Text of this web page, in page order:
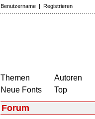
Benutzername | Registrieren
Themen
Neue Fonts
Autoren
Top
Forum